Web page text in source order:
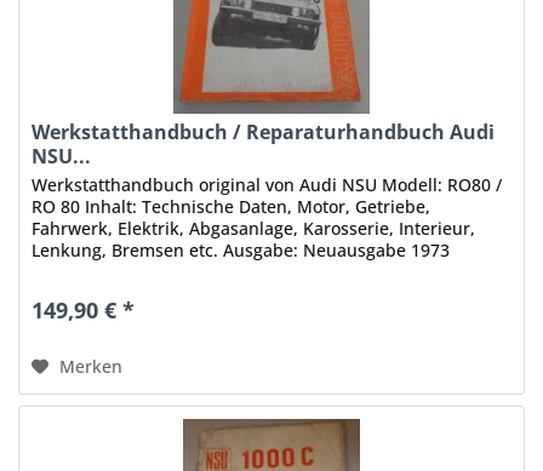
Werkstatthandbuch / Reparaturhandbuch Audi
NSU...
Werkstatthandbuch original von Audi NSU Modell: RO80 /
RO 80 Inhalt: Technische Daten, Motor, Getriebe,
Fahrwerk, Elektrik, Abgasanlage, Karosserie, Interieur,
Lenkung, Bremsen etc. Ausgabe: Neuausgabe 1973
149,90 € *
Merken